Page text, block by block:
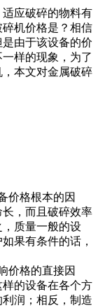
应破碎的物料有
机价格是？相信
由于该设备的价
样的现象，为了
本文对金属破碎
价格根本的因
，而且破碎效率
质量一般的设
果有条件的话，
价格的直接因
的设备在各个方
润；相反，制造